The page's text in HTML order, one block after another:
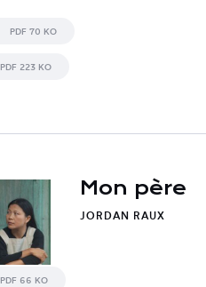
PDF 70 KO
PDF 223 KO
Mon père
JORDAN RAUX
PDF 66 KO